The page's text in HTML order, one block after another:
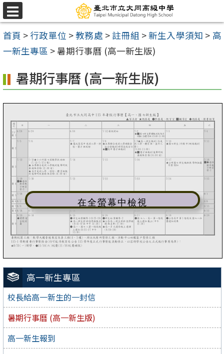
跳
至
主
要
容
區
選
單
首頁 > 行政單位 >教務處 > 註冊組 >新生入學須知 > 高
一新生專區 > 暑期行事曆 (高一新生版)
高一新生專區
校長給高一新生的一封信
暑期行事曆 (高一新生版)
高一新生報到
暑期行事曆 (高一新生版)
在全螢幕中檢視